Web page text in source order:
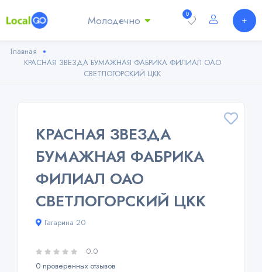
0
Молодечно
Главная
КРАСНАЯ ЗВЕЗДА БУМАЖНАЯ ФАБРИКА ФИЛИАЛ ОАО
СВЕТЛОГОРСКИЙ ЦКК
КРАСНАЯ ЗВЕЗДА
БУМАЖНАЯ ФАБРИКА
ФИЛИАЛ ОАО
СВЕТЛОГОРСКИЙ ЦКК
Гагарина 20
0.0
0 проверенных отзывов